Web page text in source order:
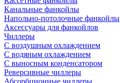
Канальные фанкойлы
Напольно-потолочные фанкойлы
Аксессуары для фанкойлов
Чиллеры
С воздушным охлаждением
С водяным охлаждением
С выносным конденсатором
Реверсивные чиллеры
Абсорбционные чиллеры